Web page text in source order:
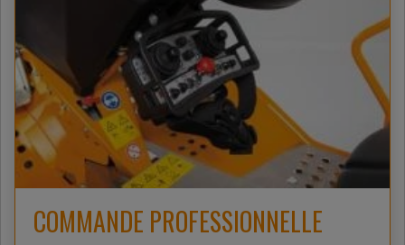
COMMANDE PROFESSIONNELLE